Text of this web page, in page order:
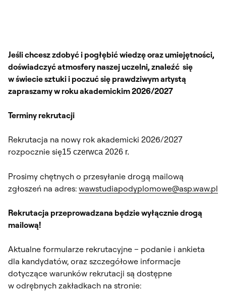
Jeśli chcesz zdobyć i pogłębić wiedzę oraz umiejętności,
doświadczyć atmosfery naszej uczelni, znaleźć się
w świecie sztuki i poczuć się prawdziwym artystą
zapraszamy w roku akademickim 2026/2027
Terminy rekrutacji
Rekrutacja na nowy rok akademicki 2026/2027
rozpocznie się15 czerwca 2026 r.
Prosimy chętnych o przesyłanie drogą mailową
zgłoszeń na adres: wawstudiapodyplomowe@asp.waw.pl
Rekrutacja przeprowadzana będzie wyłącznie drogą
mailową!
Aktualne formularze rekrutacyjne – podanie i ankieta
dla kandydatów, oraz szczegółowe informacje
dotyczące warunków rekrutacji są dostępne
w odrębnych zakładkach na stronie: